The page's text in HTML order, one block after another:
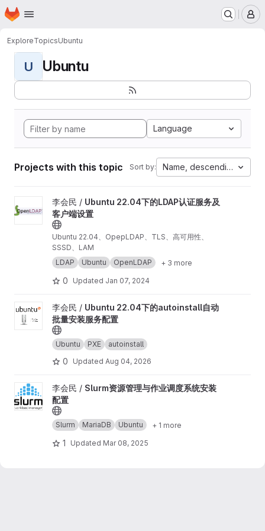
Skip to main content
Homepage
ExploreTopicsUbuntu
U Ubuntu
Language
Projects with this topic Sort by: Name, descending
View Ubuntu 22.04下的LDAP认证服务及客户端设置 project
李会民 / Ubuntu 22.04下的LDAP认证服务及
客户端设置
Ubuntu 22.04、OpepLDAP、TLS、高可用性、
SSSD、LAM
LDAP
Ubuntu OpenLDAP + 3 more
0 Updated Jan 07, 2024
View Ubuntu 22.04下的autoinstall自动批量安装服务配置 project
李会民 / Ubuntu 22.04下的autoinstall自动
批量安装服务配置
Ubuntu PXE autoinstall
0 Updated Aug 04, 2026
View Slurm资源管理与作业调度系统安装配置 project
李会民 / Slurm资源管理与作业调度系统安装
配置
Slurm MariaDB Ubuntu + 1 more
1 Updated Mar 08, 2025